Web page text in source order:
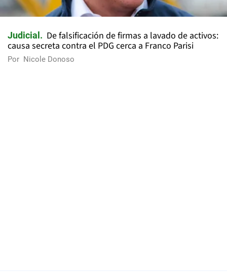
Judicial
De falsificación de firmas a lavado de activos:
causa secreta contra el PDG cerca a Franco Parisi
Por Nicole Donoso